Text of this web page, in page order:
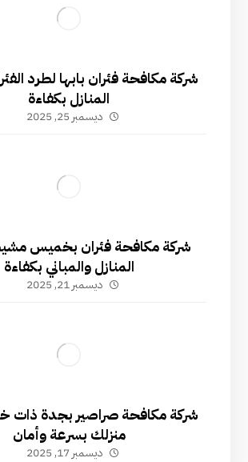
شركة مكافحة فئران بابها لطرد
المنازل بكفاءة
ديسمبر 25, 2025
شركة مكافحة فئران بخميس
المنازل والمباني بكفاءة
ديسمبر 21, 2025
شركة مكافحة صراصير بجدة ذات
منزلك بسرعة وأمان
ديسمبر 17, 2025